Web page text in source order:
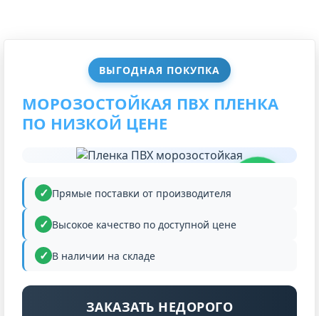
ВЫГОДНАЯ ПОКУПКА
МОРОЗОСТОЙКАЯ ПВХ ПЛЕНКА
ПО НИЗКОЙ ЦЕНЕ
Прямые поставки от производителя
Высокое качество по доступной цене
В наличии на складе
ЗАКАЗАТЬ НЕДОРОГО